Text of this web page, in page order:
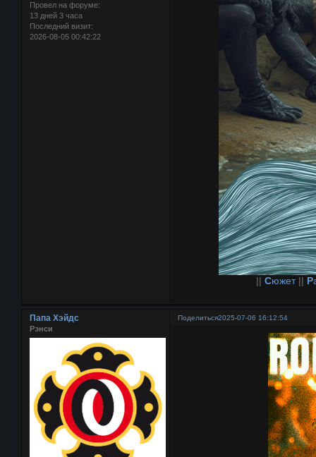
Провел на форуме:
13 дней 3 часа
Последний визит:
2026-08-05 00:42:22
|| Сюжет|| Р
Поделиться2025-07-06 16:12:54
Папа Хэйдс
Рэнси